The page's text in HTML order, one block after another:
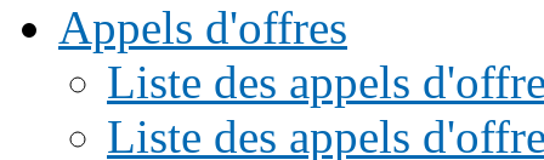
Appels d'offres
Liste des appels
Liste des appels